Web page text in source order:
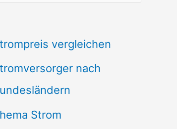
vergleichen
nach
Strom